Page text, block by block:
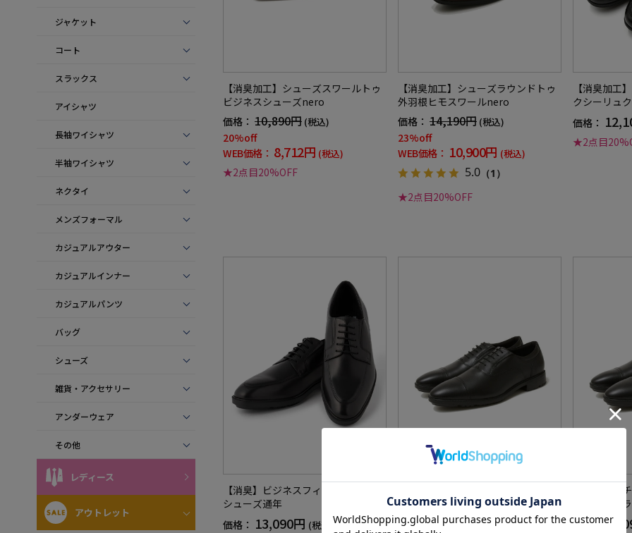
ジャケット
コート
スラックス
アイシャツ
長袖ワイシャツ
半袖ワイシャツ
ネクタイ
メンズフォーマル
カジュアルアウター
カジュアルインナー
カジュアルパンツ
バッグ
シューズ
雑貨・アクセサリー
アンダーウェア
その他
レディース
アウトレット
【消臭加工】シューズスワールトゥ
ビジネスシューズnero
価格： 10,890円 (税込)
20%off
WEB価格： 8,712円 (税込)
★2点目20%OFF
【消臭加工】シューズラウンドトゥ
外羽根ヒモスワールnero
価格： 14,190円 (税込)
23%off
WEB価格： 10,900円 (税込)
5.0 （1）
★2点目20%OFF
【消臭加工
クシーリュ
価格：
★2点目
【消臭】ビジネスフィットＵチップ
シューズ通年
価格： 13,090円 (税込)
フィットブラック無地通年
価格：13,090円 (税込)
ストレート
フィットブ
価格：